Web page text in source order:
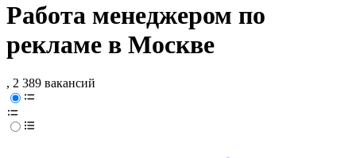
Работа менеджером по
рекламе в Москве
, 2 389 вакансий